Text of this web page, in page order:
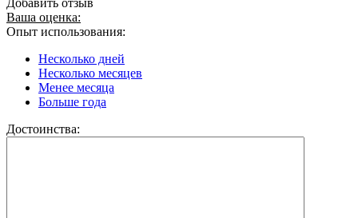
Добавить отзыв
Ваша оценка:
Опыт использования:
Несколько дней
Несколько месяцев
Менее месяца
Больше года
Достоинства: